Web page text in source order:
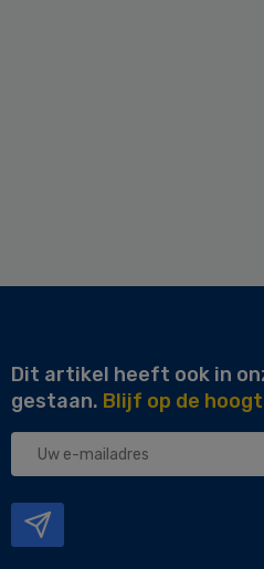
Dit artikel heeft ook in
gestaan. Blijf op de
Uw